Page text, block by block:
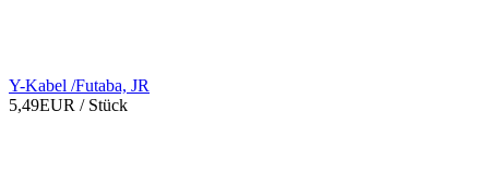
Y-Kabel /Futaba, JR
5,49EUR / Stück